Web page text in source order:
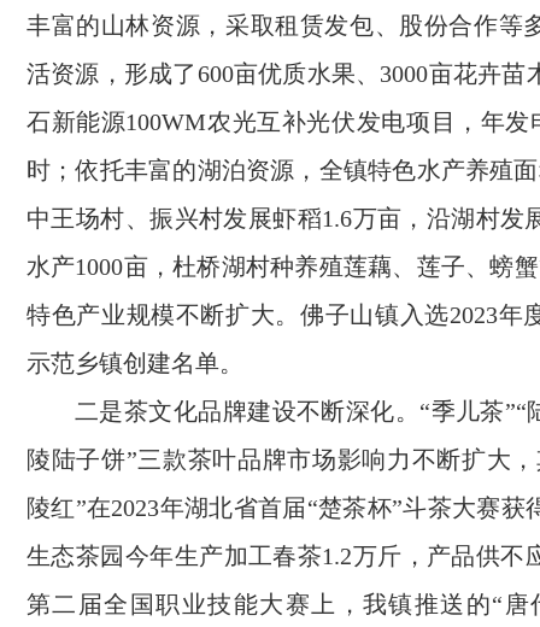
丰富的山林资源，采取租赁发包、股份合作等
活资源，形成了600亩优质水果、3000亩花卉苗
石新能源100WM农光互补光伏发电项目，年发
时；依托丰富的湖泊资源，全镇特色水产养殖
中王场村、振兴村发展虾稻1.6万亩，沿湖村发
水产1000亩，杜桥湖村种养殖莲藕、莲子、螃
特色产业规模不断扩大。佛子山镇入选2023年
示范乡镇创建名单。
二是茶文化品牌建设不断深化。“季儿茶”“
陵陆子饼”三款茶叶品牌市场影响力不断扩大
陵红”在2023年湖北省首届“楚茶杯”斗茶大赛获
生态茶园今年生产加工春茶1.2万斤，产品供不
第二届全国职业技能大赛上，我镇推送的“唐